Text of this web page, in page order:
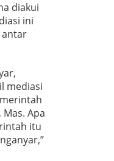
diakui
ini
antar
mediasi
Apa
itu